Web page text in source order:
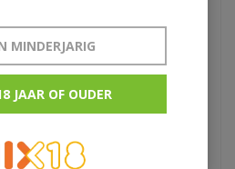
Montifaud VSOP
€35,95
MINDERJARIG
JAAR OF OUDER